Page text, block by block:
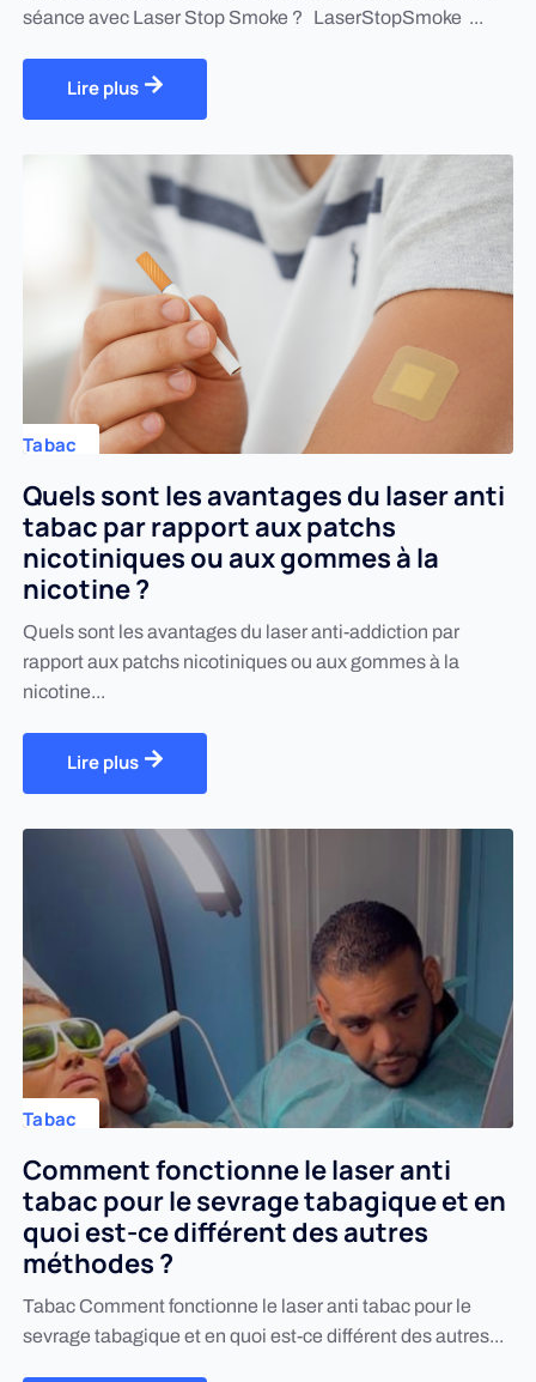
séance avec Laser Stop Smoke ? LaserStopSmoke ...
Lire plus
Tabac
Quels sont les avantages du laser anti
tabac par rapport aux patchs
nicotiniques ou aux gommes à la
nicotine ?
Quels sont les avantages du laser anti-addiction par
rapport aux patchs nicotiniques ou aux gommes à la
nicotine...
Lire plus
Tabac
Comment fonctionne le laser anti
tabac pour le sevrage tabagique et en
quoi est-ce différent des autres
méthodes ?
Tabac Comment fonctionne le laser anti tabac pour le
sevrage tabagique et en quoi est-ce différent des autres...